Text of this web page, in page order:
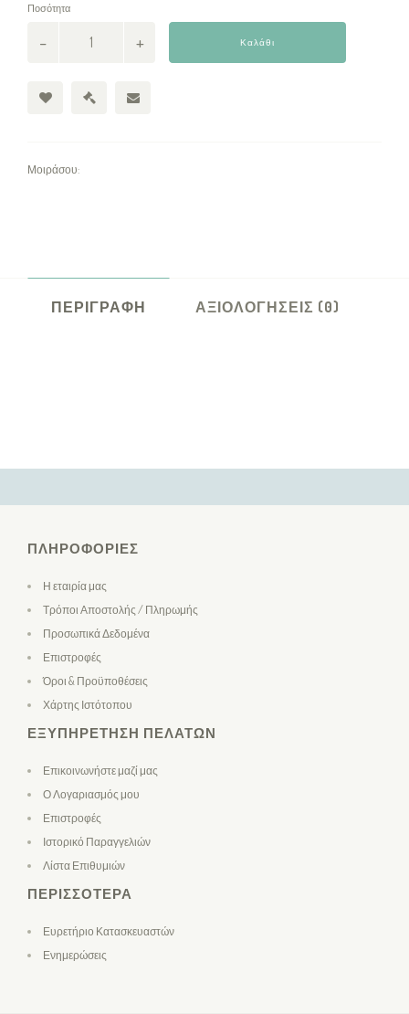
Ποσότητα
Καλάθι
Μοιράσου:
ΠΕΡΙΓΡΑΦΉ ΑΞΙΟΛΟΓΉΣΕΙΣ (0)
ΠΛΗΡΟΦΟΡΊΕΣ
Η εταιρία μας
Τρόποι Αποστολής / Πληρωμής
Προσωπικά Δεδομένα
Επιστροφές
Όροι & Προϋποθέσεις
Χάρτης Ιστότοπου
ΕΞΥΠΗΡΈΤΗΣΗ ΠΕΛΑΤΏΝ
Επικοινωνήστε μαζί μας
Ο Λογαριασμός μου
Επιστροφές
Ιστορικό Παραγγελιών
Λίστα Επιθυμιών
ΠΕΡΙΣΣΌΤΕΡΑ
Ευρετήριο Κατασκευαστών
Ενημερώσεις